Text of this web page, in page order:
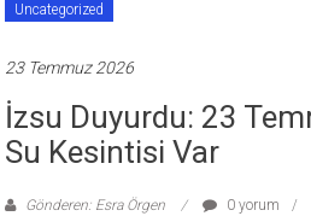
Uncategorized
23 Temmuz 2026
İzsu Duyurdu: 23
Su Kesintisi Var
Gönderen: Esra Örgen
0 yorum